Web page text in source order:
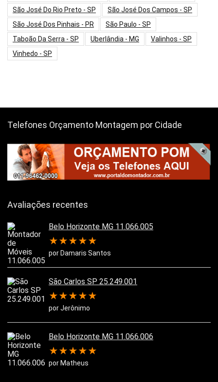
São José Do Rio Preto - SP
São José Dos Campos - SP
São José Dos Pinhais - PR
São Paulo - SP
Taboão Da Serra - SP
Uberlândia - MG
Valinhos - SP
Vinhedo - SP
Telefones Orçamento Montagem por Cidade
Avaliações recentes
Belo Horizonte MG 11.066.005
★★★★★
por Damaris Santos
São Carlos SP 25.249.001
★★★★★
por Jerônimo
Belo Horizonte MG 11.066.006
★★★★★
por Matheus